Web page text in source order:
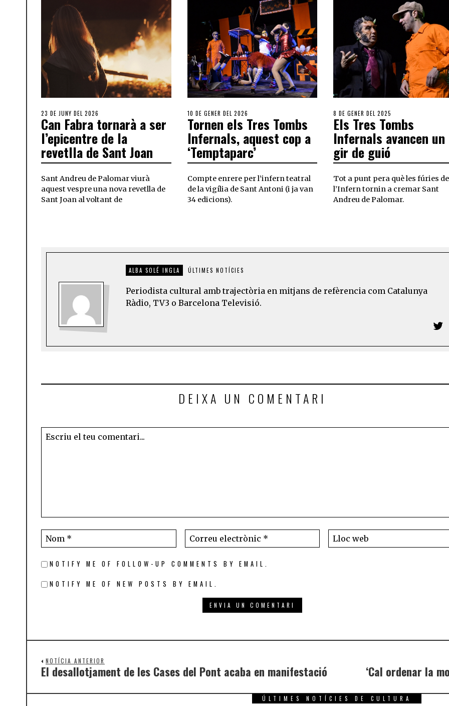
23 DE JUNY DEL 2026
Can Fabra tornarà a ser
l’epicentre de la
revetlla de Sant Joan
Sant Andreu de Palomar viurà
aquest vespre una nova revetlla de
Sant Joan al voltant de
10 DE GENER DEL 2026
Tornen els Tres Tombs
Infernals, aquest cop a
‘Temptaparc’
Compte enrere per l’infern teatral
de la vigília de Sant Antoni (i ja van
34 edicions).
8 DE GENER DEL 2025
Els Tres Tombs
Infernals avancen un
gir de guió
Tot a punt pera què les fúries de
l’Infern tornin a cremar Sant
Andreu de Palomar.
ALBA SOLÉ INGLA ÚLTIMES NOTÍCIES
Periodista cultural amb trajectòria en mitjans de refèrencia com Catalunya
Ràdio, TV3 o Barcelona Televisió.
DEIXA UN COMENTARI
NOTIFY ME OF FOLLOW-UP COMMENTS BY EMAIL.
NOTIFY ME OF NEW POSTS BY EMAIL.
NOTÍCIA ANTERIOR
El desallotjament de les Cases del Pont acaba en manifestació ‘Cal ordenar la
ÚLTIMES NOTÍCIES DE CULTURA